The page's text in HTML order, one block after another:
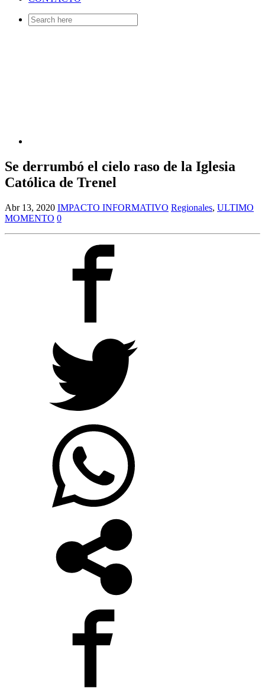
Search
for:
Se derrumbó el cielo raso de la Iglesia
Católica de Trenel
Abr 13, 2020 IMPACTO INFORMATIVO Regionales, ULTIMO
MOMENTO 0